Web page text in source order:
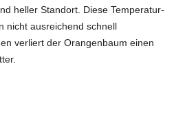
heller Standort. Diese Temperatur-
nicht ausreichend schnell
verliert der Orangenbaum einen